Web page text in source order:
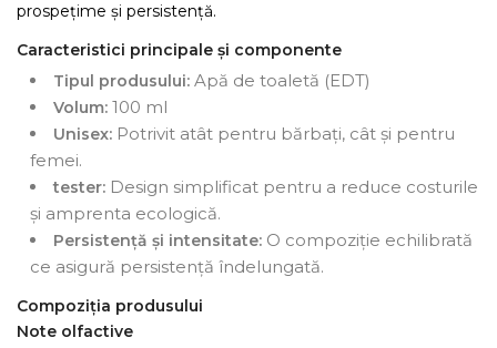
prospețime și persistență.
Caracteristici principale și componente
Tipul produsului: Apă de toaletă (EDT)
Volum: 100 ml
Unisex: Potrivit atât pentru bărbați, cât și pentru
femei.
tester: Design simplificat pentru a reduce costurile
și amprenta ecologică.
Persistență și intensitate: O compoziție echilibrată
ce asigură persistență îndelungată.
Compoziția produsului
Note olfactive